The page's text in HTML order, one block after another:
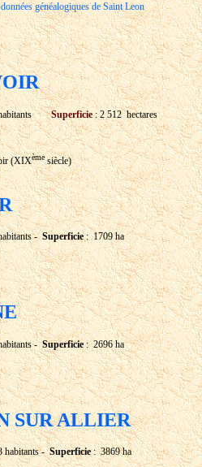
généalogiques de Saint Leon
Superficie : 2 512 hectares
(XIXèmesiècle)
-Superficie: 1709 ha
-Superficie : 2696 ha
SUR ALLIER
habitants -Superficie: 3869 ha